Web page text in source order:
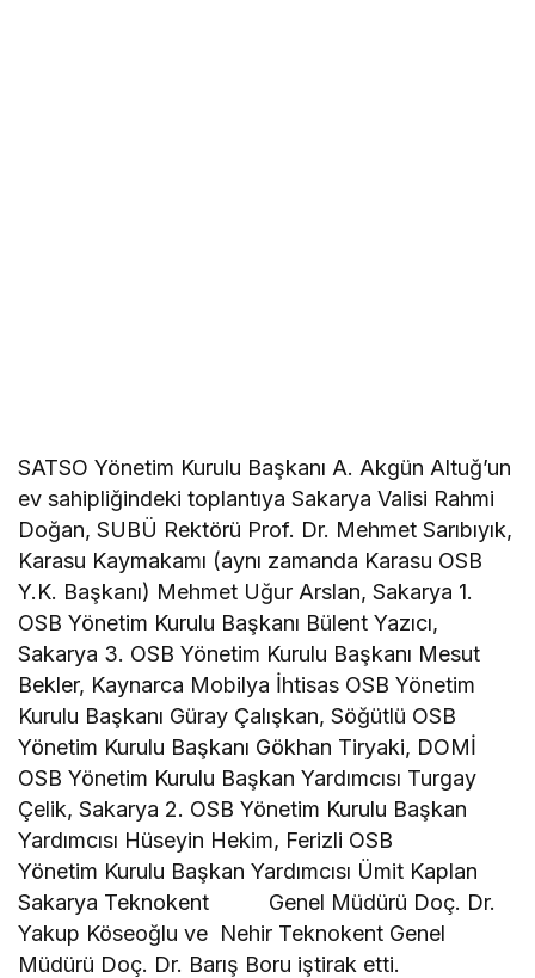
SATSO Yönetim Kurulu Başkanı A. Akgün Altuğ’un
ev sahipliğindeki toplantıya Sakarya Valisi Rahmi
Doğan, SUBÜ Rektörü Prof. Dr. Mehmet Sarıbıyık,
Karasu Kaymakamı (aynı zamanda Karasu OSB
Y.K. Başkanı) Mehmet Uğur Arslan, Sakarya 1.
OSB Yönetim Kurulu Başkanı Bülent Yazıcı,
Sakarya 3. OSB Yönetim Kurulu Başkanı Mesut
Bekler, Kaynarca Mobilya İhtisas OSB Yönetim
Kurulu Başkanı Güray Çalışkan, Söğütlü OSB
Yönetim Kurulu Başkanı Gökhan Tiryaki, DOMİ
OSB Yönetim Kurulu Başkan Yardımcısı Turgay
Çelik, Sakarya 2. OSB Yönetim Kurulu Başkan
Yardımcısı Hüseyin Hekim, Ferizli OSB
Yönetim Kurulu Başkan Yardımcısı Ümit Kaplan
Sakarya Teknokent Genel Müdürü Doç. Dr.
Yakup Köseoğlu ve Nehir Teknokent Genel
Müdürü Doç. Dr. Barış Boru iştirak etti.